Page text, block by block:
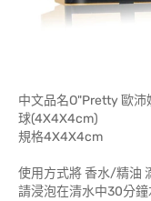
中文品名O"Pretty 歐
球(4X4X4cm)
規格4X4X4cm
使用方式將 香水/精油
請浸泡在清水中30分